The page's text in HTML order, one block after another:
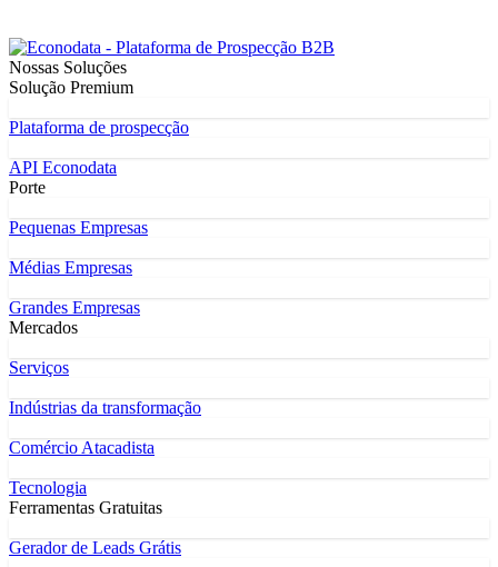
Nossas Soluções
Solução Premium
Plataforma de prospecção
API Econodata
Porte
Pequenas Empresas
Médias Empresas
Grandes Empresas
Mercados
Serviços
Indústrias da transformação
Comércio Atacadista
Tecnologia
Ferramentas Gratuitas
Gerador de Leads Grátis